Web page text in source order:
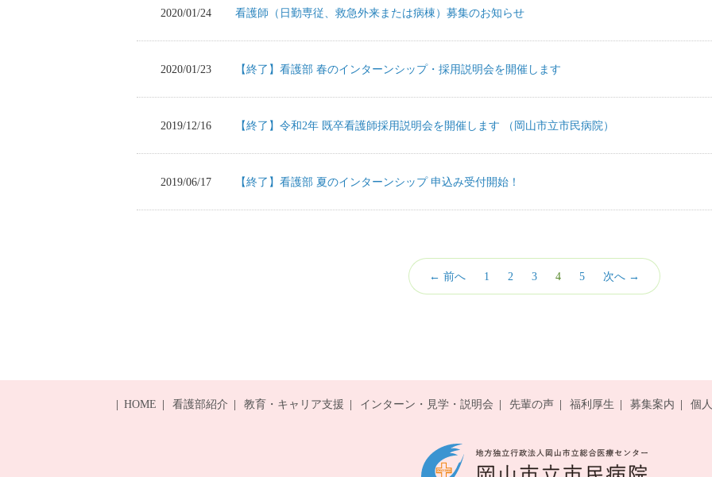
2020/01/24 看護師（日勤専従、救急外来または病棟）募集のお知らせ
2020/01/23 【終了】看護部 春のインターンシップ・採用説明会を開催します
2019/12/16 【終了】令和2年 既卒看護師採用説明会を開催します （岡山市立市民病院）
2019/06/17 【終了】看護部 夏のインターンシップ 申込み受付開始！
← 前へ 1 2 3 4（こ
の
5 次へ →
HOME 看護部紹介 教育・キャリア支援 インターン・見学・説明会 先輩の声 福利厚生 募集案内 個